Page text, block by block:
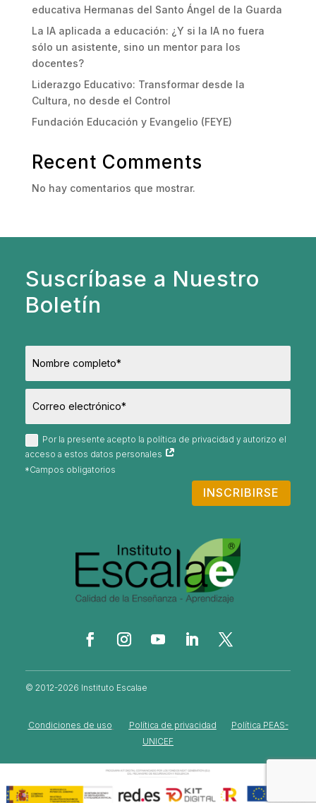
educativa Hermanas del Santo Ángel de la Guarda
La IA aplicada a educación: ¿Y si la IA no fuera
sólo un asistente, sino un mentor para los
docentes?
Liderazgo Educativo: Transformar desde la
Cultura, no desde el Control
Fundación Educación y Evangelio (FEYE)
Recent Comments
No hay comentarios que mostrar.
Suscríbase a Nuestro
Boletín
Por la presente acepto la política de privacidad y autorizo el
acceso a estos datos personales
INSCRIBIRSE
© 2012-2026 Instituto Escalae
Condiciones de uso Política de privacidad
Política PEAS-
UNICEF